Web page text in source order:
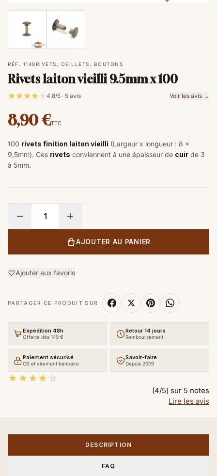
RÉF. 1148 RIVETS, OEILLETS, BOUTONS
Rivets laiton vieilli 9.5mm x 100
4.8/5 · 5 avis Voir les avis →
8,90 €TTC
100 rivets finition laiton vieilli (Largeur x longueur : 8 x
9,5mm). Ces rivets conviennent à une épaisseur de cuir de 3
à 5mm.
AJOUTER AU PANIER
Ajouter aux favoris
PARTAGER CE PRODUIT SUR :
Expédition 48h
Offerte dès 149 €
Retour 14 jours
Remboursement
Paiement sécurisé
CB et virement bancaire
Savoir-faire
Depuis 2009
    
(4/5) sur 5 notes
Lire les avis
DESCRIPTION
FAQ